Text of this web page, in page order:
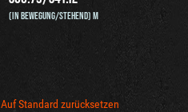
(IN BEWEGUNG/STEHEND) M
Auf Standard zurücksetzen